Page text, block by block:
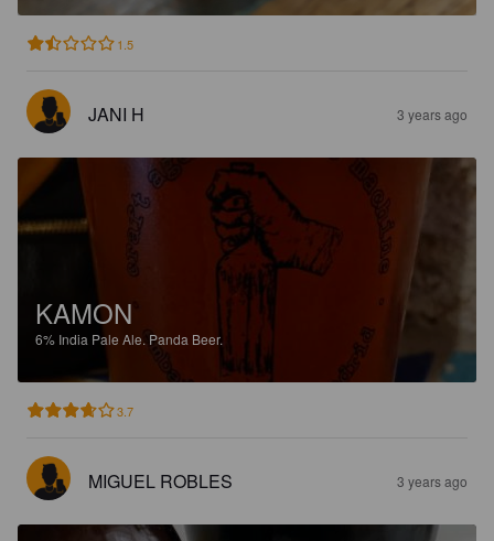
1.5
JANI H 3 years ago
KAMON
6% India Pale Ale. Panda Beer.
3.7
MIGUEL ROBLES 3 years ago